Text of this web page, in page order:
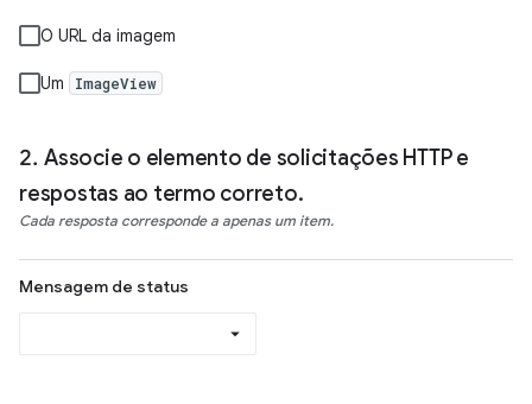
O URL da imagem
Um ImageView
Associe o elemento de solicitações HTTP e
respostas ao termo correto.
Cada resposta corresponde a apenas um item.
Mensagem de status